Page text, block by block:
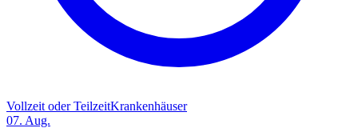
Vollzeit oder TeilzeitKrankenhäuser
07. Aug.